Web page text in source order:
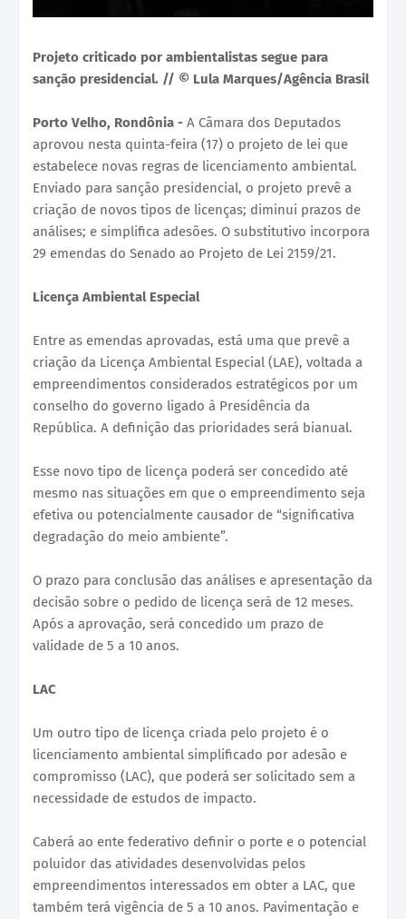
Projeto criticado por ambientalistas segue para
sanção presidencial. // © Lula Marques/Agência Brasil
Porto Velho, Rondônia - A Câmara dos Deputados
aprovou nesta quinta-feira (17) o projeto de lei que
estabelece novas regras de licenciamento ambiental.
Enviado para sanção presidencial, o projeto prevê a
criação de novos tipos de licenças; diminui prazos de
análises; e simplifica adesões. O substitutivo incorpora
29 emendas do Senado ao Projeto de Lei 2159/21.
Licença Ambiental Especial
Entre as emendas aprovadas, está uma que prevê a
criação da Licença Ambiental Especial (LAE), voltada a
empreendimentos considerados estratégicos por um
conselho do governo ligado à Presidência da
República. A definição das prioridades será bianual.
Esse novo tipo de licença poderá ser concedido até
mesmo nas situações em que o empreendimento seja
efetiva ou potencialmente causador de “significativa
degradação do meio ambiente”.
O prazo para conclusão das análises e apresentação da
decisão sobre o pedido de licença será de 12 meses.
Após a aprovação, será concedido um prazo de
validade de 5 a 10 anos.
LAC
Um outro tipo de licença criada pelo projeto é o
licenciamento ambiental simplificado por adesão e
compromisso (LAC), que poderá ser solicitado sem a
necessidade de estudos de impacto.
Caberá ao ente federativo definir o porte e o potencial
poluidor das atividades desenvolvidas pelos
empreendimentos interessados em obter a LAC, que
também terá vigência de 5 a 10 anos. Pavimentação e